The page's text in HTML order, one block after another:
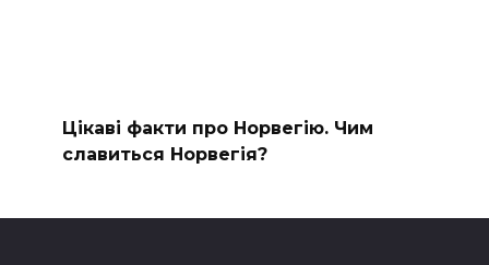
Цікаві факти про Норвегію. Чим
славиться Норвегія?